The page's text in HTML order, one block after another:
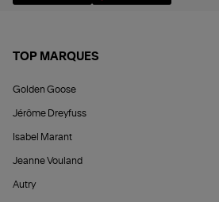
TOP MARQUES
Golden Goose
Jérôme Dreyfuss
Isabel Marant
Jeanne Vouland
Autry